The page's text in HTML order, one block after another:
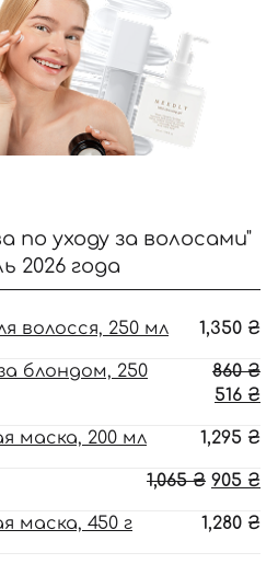
по уходу за волосами"
2026 года
волосся, 250 мл 1,350 ₴
блондом, 250
860₴
516 ₴
маска, 200 мл 1,295 ₴
1,065₴ 905 ₴
маска, 450 г 1,280 ₴